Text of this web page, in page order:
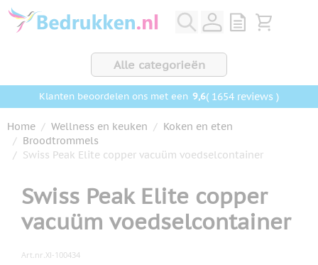
Ga naar de inhoud
View quote,
Bekijk
Alle categorieën
Klanten beoordelen ons met een 9,6( 1654 reviews )
Home / Wellness en keuken / Koken en eten
/ Broodtrommels
/ Swiss Peak Elite copper vacuüm voedselcontainer
Swiss Peak Elite copper
vacuüm voedselcontainer
Art.nr. XI-100434